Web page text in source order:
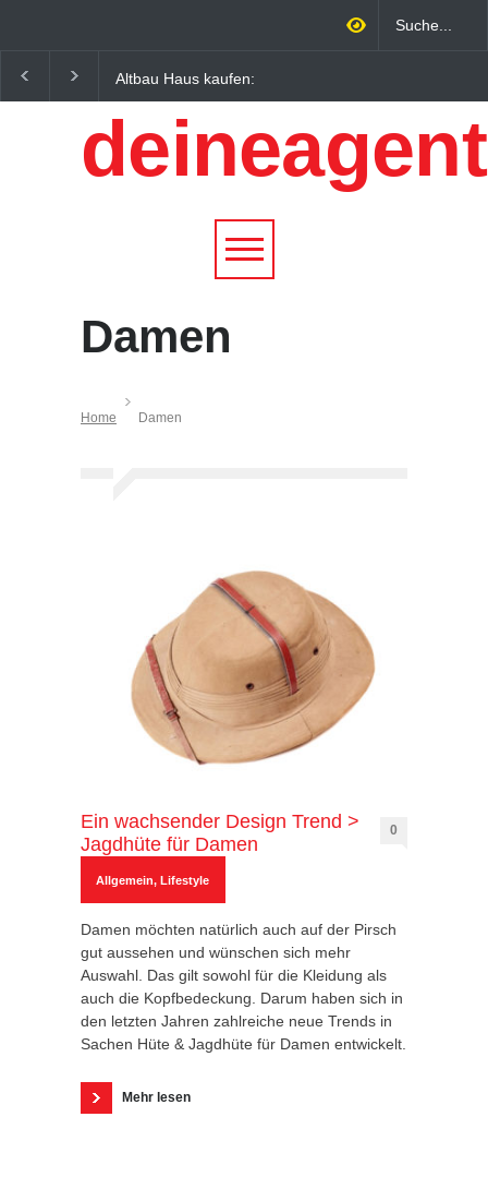
Altbau Haus kaufen:
Unterschiede zwischen
Süddeutschland und
Österreich einfach erklärt
Wirtschaftsfaktor: Wie
Qualitätstourismus
profitieren
Damen
Home Damen
Ein wachsender Design Trend >
Jagdhüte für Damen
0
Allgemein, Lifestyle
Damen möchten natürlich auch auf der Pirsch
gut aussehen und wünschen sich mehr
Auswahl. Das gilt sowohl für die Kleidung als
auch die Kopfbedeckung. Darum haben sich in
den letzten Jahren zahlreiche neue Trends in
Sachen Hüte & Jagdhüte für Damen entwickelt.
Mehr lesen